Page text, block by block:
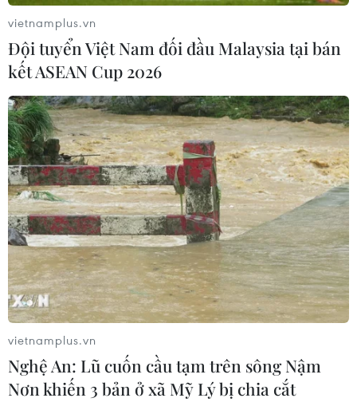
vietnamplus.vn
Đội tuyển Việt Nam đối đầu Malaysia tại bán
kết ASEAN Cup 2026
vietnamplus.vn
Nghệ An: Lũ cuốn cầu tạm trên sông Nậm
Nơn khiến 3 bản ở xã Mỹ Lý bị chia cắt